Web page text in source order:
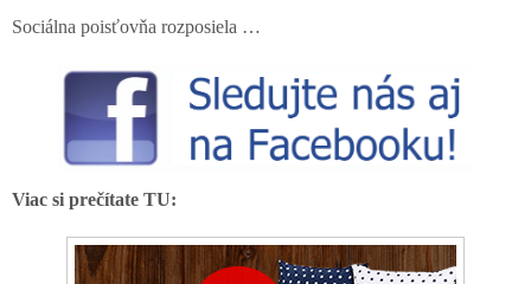
Sociálna poisťovňa rozposiela …
Viac si prečítate TU: